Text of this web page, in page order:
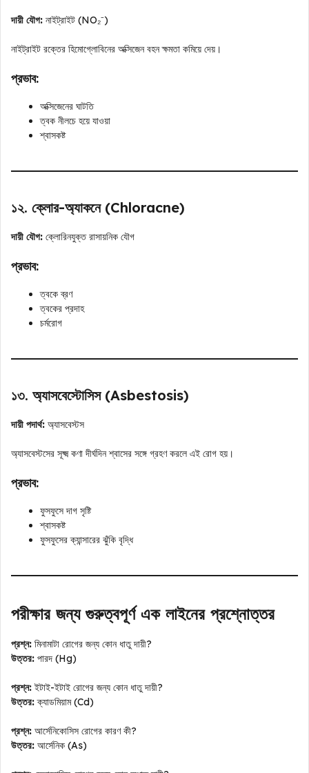
দায়ী যৌগ: নাইট্রাইট (NO₂⁻)
নাইট্রাইট রক্তের হিমোগ্লোবিনের অক্সিজেন বহন ক্ষমতা কমিয়ে দেয়।
প্রভাব:
অক্সিজেনের ঘাটতি
ত্বক নীলচে হয়ে যাওয়া
শ্বাসকষ্ট
১২. ক্লোর-অ্যাকনে (Chloracne)
দায়ী যৌগ: ক্লোরিনযুক্ত রাসায়নিক যৌগ
প্রভাব:
ত্বকে ব্রণ
ত্বকের প্রদাহ
চর্মরোগ
১৩. অ্যাসবেস্টোসিস (Asbestosis)
দায়ী পদার্থ: অ্যাসবেস্টস
অ্যাসবেস্টসের সূক্ষ্ম কণা দীর্ঘদিন শ্বাসের সঙ্গে গ্রহণ করলে এই রোগ হয়।
প্রভাব:
ফুসফুসে দাগ সৃষ্টি
শ্বাসকষ্ট
ফুসফুসের ক্যান্সারের ঝুঁকি বৃদ্ধি
পরীক্ষার জন্য গুরুত্বপূর্ণ এক লাইনের প্রশ্নোত্তর
প্রশ্ন: মিনামাটা রোগের জন্য কোন ধাতু দায়ী?
উত্তর: পারদ (Hg)
প্রশ্ন:ইটাই-ইটাই রোগের জন্য কোন ধাতু দায়ী?
উত্তর:ক্যাডমিয়াম (Cd)
প্রশ্ন: আর্সেনিকোসিস রোগের কারণ কী?
উত্তর: আর্সেনিক (As)